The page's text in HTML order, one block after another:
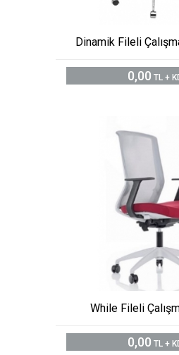
Dinamik Fileli
0,00 TL +
While Fileli
0,00 TL +